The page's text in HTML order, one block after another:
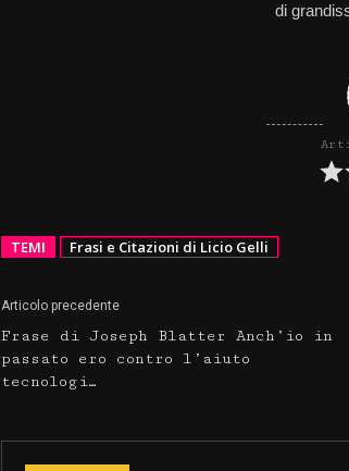
di
TEMI Frasi e Citazioni di Licio Gelli
Articolo precedente
Frase di Joseph Blatter Anch’io in
passato ero contro l’aiuto
tecnologi…